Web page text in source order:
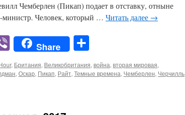
Чемберлен (Пикап) подает в отставку, отныне
министр. Человек, который … Читать далее →
ViberShare
, Британия, Великобритания, война, вторая мировая,
, Оскар, Пикап, Райт, Темные времена, Чемберлен, Черчилль